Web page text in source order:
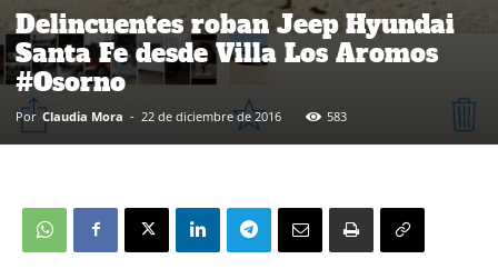
Delincuentes roban Jeep Hyundai
Santa Fe desde Villa Los Aromos
#Osorno
Por Claudia Mora - 22 de diciembre de 2016 583